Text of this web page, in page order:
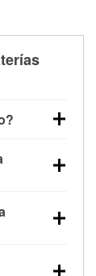
los
a
de los